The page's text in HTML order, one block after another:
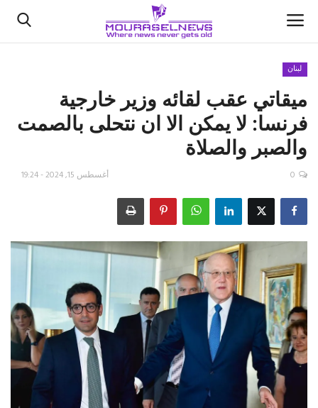
الأخبار
كتّابنا
السعودية
اقتصاد
علوم وتكنولوجيا
رياضة
فيديو
حياة
لبنان
ميقاتي عقب لقائه وزير خارجية
فرنسا: لا يمكن الا ان نتحلى بالصمت
والصبر والصلاة
أغسطس 15, 2024 - 19:24 0